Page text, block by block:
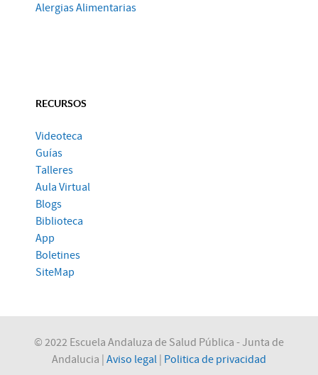
Alergias Alimentarias
RECURSOS
Videoteca
Guías
Talleres
Aula Virtual
Blogs
Biblioteca
App
Boletines
SiteMap
© 2022 Escuela Andaluza de Salud Pública - Junta de
Andalucia | Aviso legal Politica de privacidad